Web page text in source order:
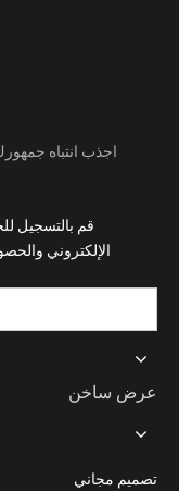
اجذب انتباه
قم بالتسجيل
الإلكتروني
عرض ساخن
تصميم مجاني